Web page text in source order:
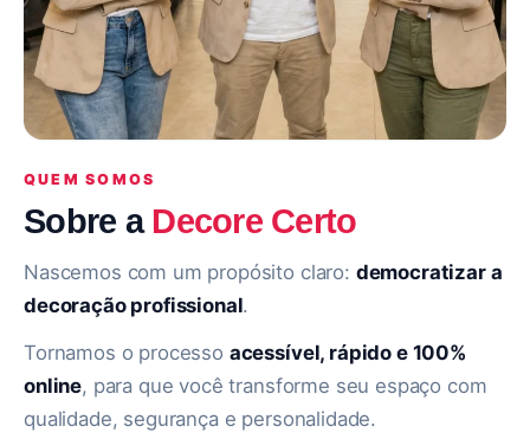
QUEM SOMOS
Sobre a Decore Certo
Nascemos com um propósito claro: democratizar a
decoração profissional.
Tornamos o processo acessível, rápido e 100%
online, para que você transforme seu espaço com
qualidade, segurança e personalidade.